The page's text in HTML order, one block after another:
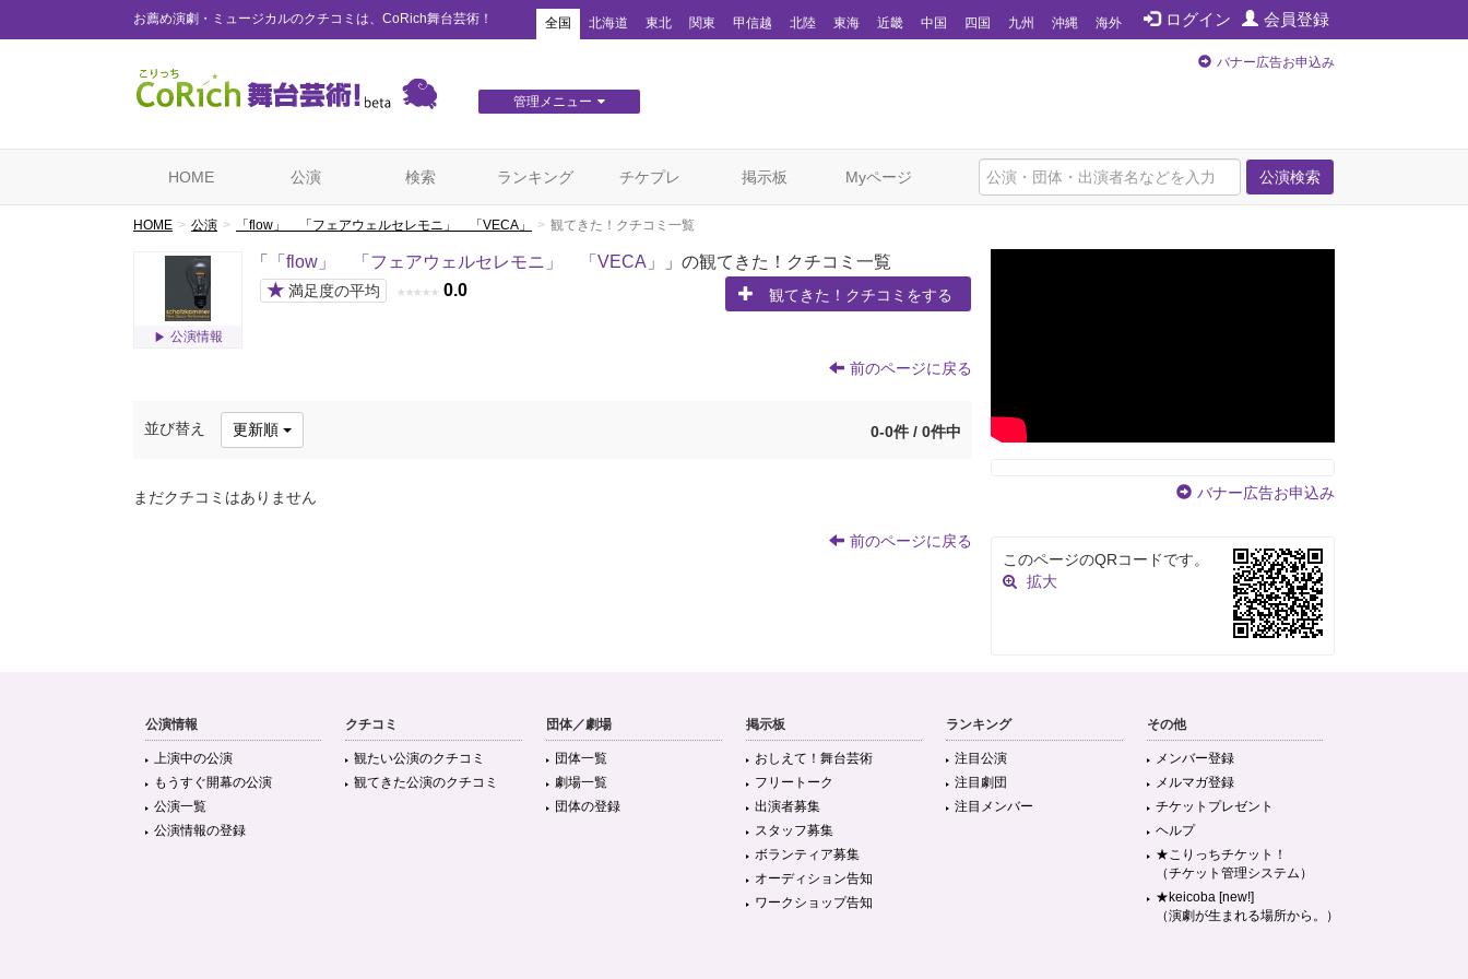
お薦め演劇・ミュージカルのクチコミは、CoRich舞台芸術！ ログイン 会員登録
全国 北海道 東北 関東 甲信越 北陸 東海 近畿 中国 四国 九州 沖縄 海外
管理メニュー
バナー広告お申込み
公演検索
HOME 公演 検索 ランキング チケプレ 掲示板 Myページ
HOME 公演 「flow」 「フェアウェルセレモニ」 「VECA」 観てきた！クチコミ一覧
公演情報
「 「flow」 「フェアウェルセレモニ」 「VECA」
」の観てきた！クチコミ一覧
★ 満足度の平均 ★ ★ ★ ★ ★ 0.0 観てきた！クチコミをする
前のページに戻る
並び替え 更新順 0-0件 / 0件中
まだクチコミはありません
前のページに戻る
バナー広告お申込み
このページのQRコードです。
拡大
公演情報
上演中の公演
もうすぐ開幕の公演
公演一覧
公演情報の登録
クチコミ
観たい公演のクチコミ
観てきた公演のクチコミ
団体／劇場
団体一覧
劇場一覧
団体の登録
掲示板
おしえて！舞台芸術
フリートーク
出演者募集
スタッフ募集
ボランティア募集
オーディション告知
ワークショップ告知
ランキング
注目公演
注目劇団
注目メンバー
その他
メンバー登録
メルマガ登録
チケットプレゼント
ヘルプ
★こりっちチケット！
（チケット管理システム）
★keicoba [new!]
（演劇が生まれる場所から。）